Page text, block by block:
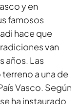
y en
famosos
hace que
van
años. Las
a una de
Vasco. Según
ha instaurado